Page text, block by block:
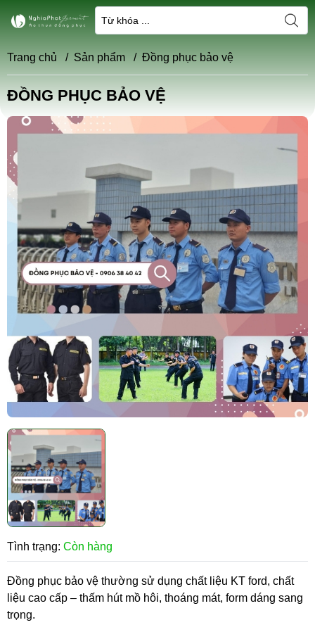
Trang chủ / Sản phẩm / Đồng phục bảo vệ
ĐỒNG PHỤC BẢO VỆ
Tình trạng: Còn hàng
Đồng phục bảo vệ thường sử dụng chất liệu KT ford, chất
liệu cao cấp – thấm hút mồ hôi, thoáng mát, form dáng sang
trọng.